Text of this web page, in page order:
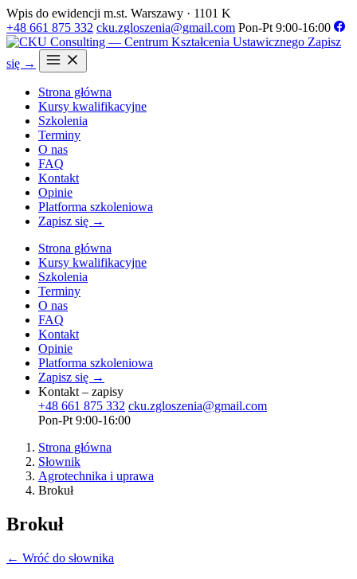
Wpis do ewidencji m.st. Warszawy · 1101 K
+48 661 875 332 cku.zgloszenia@gmail.com Pon-Pt 9:00-16:00
Zapisz
się →
Strona główna
Kursy kwalifikacyjne
Szkolenia
Terminy
O nas
FAQ
Kontakt
Opinie
Platforma szkoleniowa
Zapisz się →
Strona główna
Kursy kwalifikacyjne
Szkolenia
Terminy
O nas
FAQ
Kontakt
Opinie
Platforma szkoleniowa
Zapisz się →
Kontakt – zapisy
+48 661 875 332 cku.zgloszenia@gmail.com
Pon-Pt 9:00-16:00
Strona główna
Słownik
Agrotechnika i uprawa
Brokuł
Brokuł
← Wróć do słownika